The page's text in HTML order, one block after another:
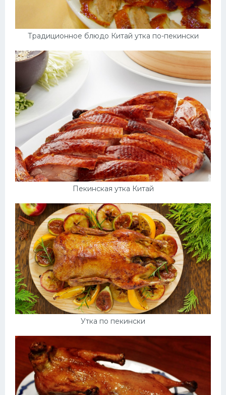
Традиционное блюдо Китай утка по-пекински
Пекинская утка Китай
Утка по пекински